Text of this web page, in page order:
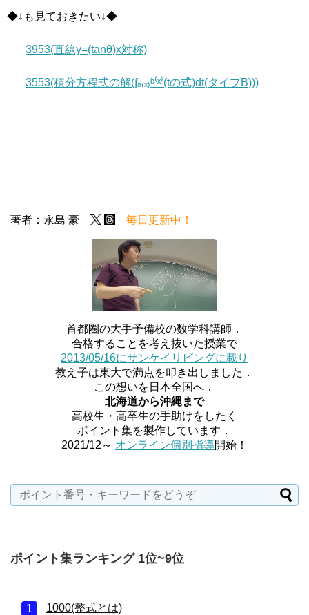
◆↓も見ておきたい↓◆
3953(直線y=(tanθ)x対称)
3553(積分方程式の解(∫ₐ₍ₓ₎ᵇ⁽ˣ⁾(tの式)dt(タイプB)))
著者：永島 豪 毎日更新中！
首都圏の大手予備校の数学科講師．
合格することを考え抜いた授業で
2013/05/16にサンケイリビングに載り
教え子は東大で満点を叩き出しました．
この想いを日本全国へ．
北海道から沖縄まで
高校生・高卒生の手助けをしたく
ポイント集を製作しています．
2021/12～ オンライン個別指導開始！
ポイント集ランキング 1位~9位
1000(整式とは)